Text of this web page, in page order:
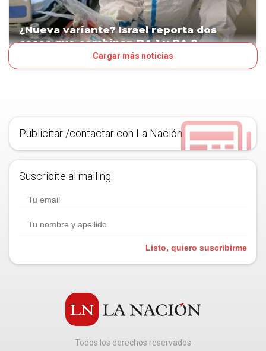
¿Nueva variante? Israel reporta dos
casos que combinan BA.1 y BA.2
Cargar más noticias
Publicitar /contactar con La Nación
Suscribite al mailing.
Listo, quiero suscribirme
Todos los derechos reservados